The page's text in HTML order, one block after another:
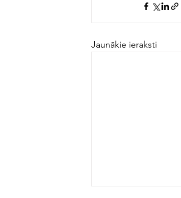
Jaunākie ieraksti